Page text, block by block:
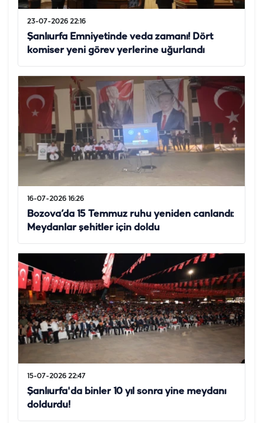
23-07-2026 22:16
Şanlıurfa Emniyetinde veda zamanı! Dört
komiser yeni görev yerlerine uğurlandı
16-07-2026 16:26
Bozova’da 15 Temmuz ruhu yeniden canlandı:
Meydanlar şehitler için doldu
15-07-2026 22:47
Şanlıurfa'da binler 10 yıl sonra yine meydanı
doldurdu!